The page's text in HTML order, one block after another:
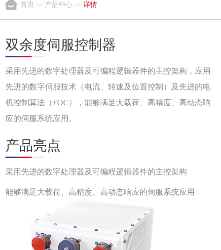
首页 >> 产品中心 >> 详情
双余度伺服控制器
采用先进的数字处理器及可编程逻辑器件的主控架构，应用
先进的数字伺服技术（电流、转速及位置控制）及先进的电
机控制算法（FOC），能够满足大载荷、高精度、高动态响
应的伺服系统应用。
产品亮点
采用先进的数字处理器及可编程逻辑器件的主控架构
能够满足大载荷、高精度、高动态响应的伺服系统应用